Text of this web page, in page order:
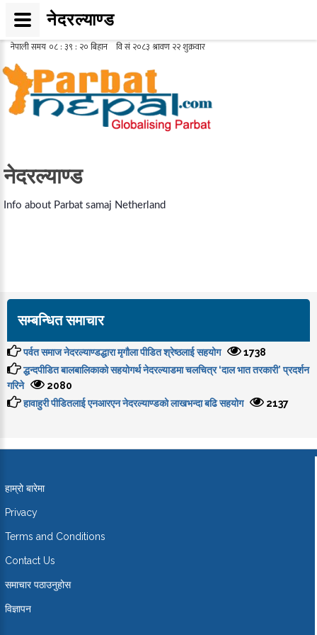
नेदरल्याण्ड
Info about Parbat samaj Netherland
सम्बन्धित समाचार
पर्वत समाज नेदरल्याण्डद्धारा मृगौला पीडित श्रेष्ठलाई सहयोग
1738
द्धन्दपीडित बालबालिकाको सहयोगर्थ नेदरल्याडमा चलचित्र ‘दाल भात तरकारी’ प्रदर्शन
गरिने
2080
हावाहुरी पीडितलाई एनआरएन नेदरल्याण्डको लाखभन्दा बढि सहयोग
2137
हाम्रो बारेमा
Privacy
Terms and Conditions
Contact Us
समाचार पठाउनुहोस
विज्ञापन
नेदरल्याण्ड